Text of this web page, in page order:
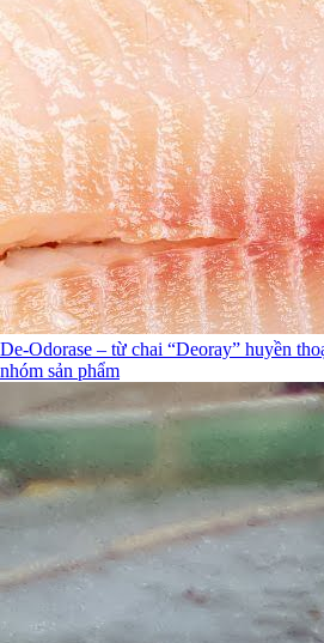
De-Odorase – từ chai “Deoray” huyền
nhóm sản phẩm